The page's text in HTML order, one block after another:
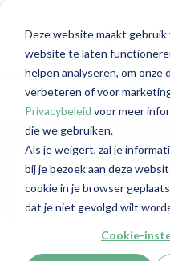
Deze website maakt gebruik
website te laten
helpen analyseren, om
verbeteren of voor
Privacybeleid voor meer
die we gebruiken.
Als je weigert, zal je
bij je bezoek aan deze
cookie in je browser
dat je niet gevolgd wilt
Cookie-
Onze